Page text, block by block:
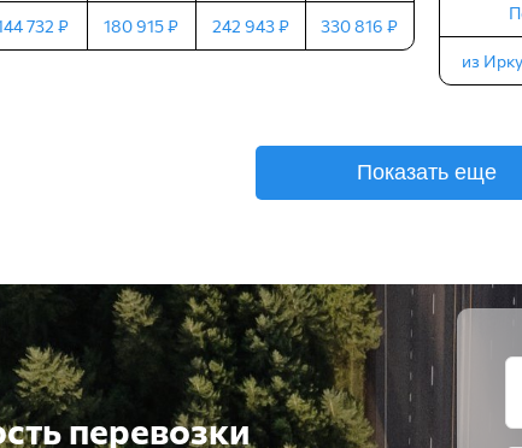
732 ₽ 180 915 ₽ 242 943 ₽ 330 816 ₽
из
Показать еще
перевозки